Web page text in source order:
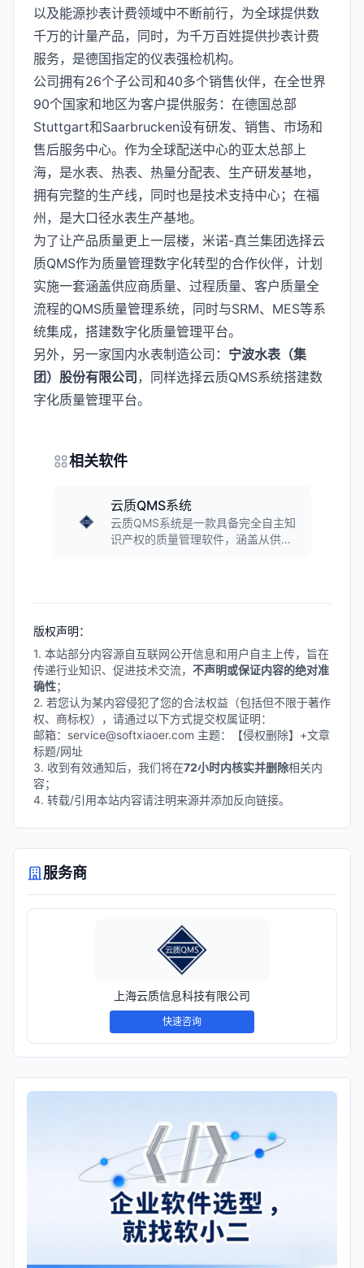
以及能源抄表计费领域中不断前行，为全球提供数
千万的计量产品，同时，为千万百姓提供抄表计费
服务，是德国指定的仪表强检机构。
公司拥有26个子公司和40多个销售伙伴，在全世界
90个国家和地区为客户提供服务：在德国总部
Stuttgart和Saarbrucken设有研发、销售、市场和
售后服务中心。作为全球配送中心的亚太总部上
海，是水表、热表、热量分配表、生产研发基地，
拥有完整的生产线，同时也是技术支持中心；在福
州，是大口径水表生产基地。
为了让产品质量更上一层楼，米诺-真兰集团选择云
质QMS作为质量管理数字化转型的合作伙伴，计划
实施一套涵盖供应商质量、过程质量、客户质量全
流程的QMS质量管理系统，同时与SRM、MES等系
统集成，搭建数字化质量管理平台。
另外，另一家国内水表制造公司： 宁波水表（集
团）股份有限公司 ，同样选择云质QMS系统搭建数
字化质量管理平台。
相关软件
云质QMS系统
云质QMS系统是一款具备完全自主知
识产权的质量管理软件，涵盖从供应
用也可联动，支持与ERP、MES、
作。
版权声明：
1. 本站部分内容源自互联网公开信息和用户自主上传，旨在
传递行业知识、促进技术交流， 不声明或保证内容的绝对准
确性；
2. 若您认为某内容侵犯了您的合法权益（包括但不限于著作
权、商标权），请通过以下方式提交权属证明：
邮箱：service@softxiaoer.com 主题：【侵权删除】+文章
标题/网址
3. 收到有效通知后，我们将在72小时内核实并删除相关内
容；
4. 转载/引用本站内容请注明来源并添加反向链接。
服务商
上海云质信息科技有限公司
快速咨询